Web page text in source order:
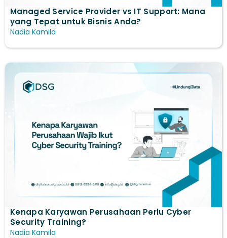
Managed Service Provider vs IT Support: Mana
yang Tepat untuk Bisnis Anda?
Nadia Kamila
Kenapa Karyawan Perusahaan Perlu Cyber
Security Training?
Nadia Kamila